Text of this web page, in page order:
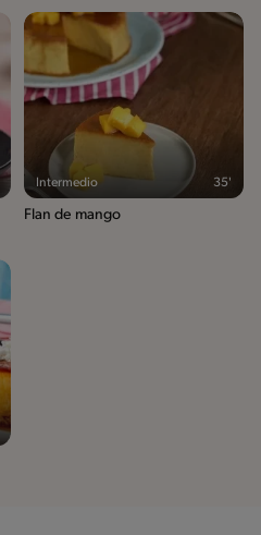
Intermedio 35'
Flan de mango